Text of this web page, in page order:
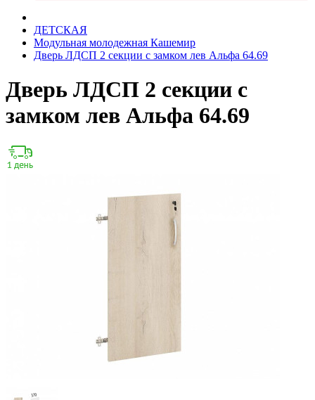
ДЕТСКАЯ
Модульная молодежная Кашемир
Дверь ЛДСП 2 секции с замком лев Альфа 64.69
Дверь ЛДСП 2 секции с
замком лев Альфа 64.69